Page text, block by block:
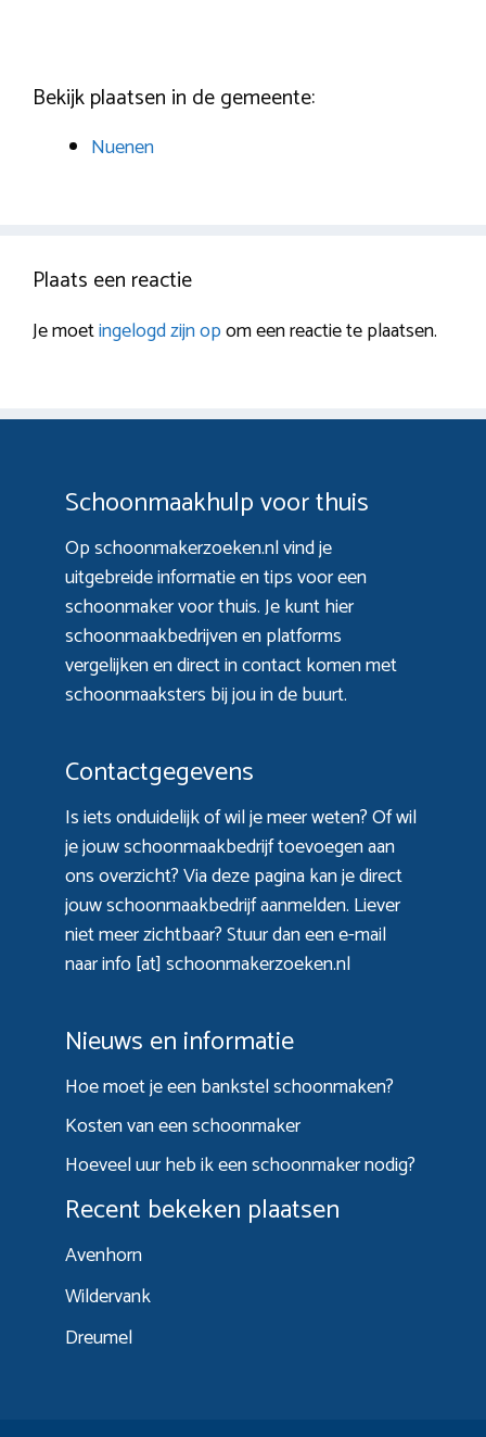
Bekijk plaatsen in de gemeente:
Nuenen
Plaats een reactie
Je moetingelogd zijn opom een reactie te plaatsen.
Schoonmaakhulp voor thuis
Op schoonmakerzoeken.nl vind je
uitgebreide informatie en tips voor een
schoonmaker voor thuis. Je kunt hier
schoonmaakbedrijven en platforms
vergelijken en direct in contact komen met
schoonmaaksters bij jou in de buurt.
Contactgegevens
Is iets onduidelijk of wil je meer weten? Of wil
je jouw schoonmaakbedrijf toevoegen aan
ons overzicht? Viadeze paginakan je direct
jouw schoonmaakbedrijf aanmelden. Liever
niet meer zichtbaar? Stuur dan een e-mail
naar info [at] schoonmakerzoeken.nl
Nieuws en informatie
Hoe moet je een bankstel schoonmaken?
Kosten van een schoonmaker
Hoeveel uur heb ik een schoonmaker nodig?
Recent bekeken plaatsen
Avenhorn
Wildervank
Dreumel